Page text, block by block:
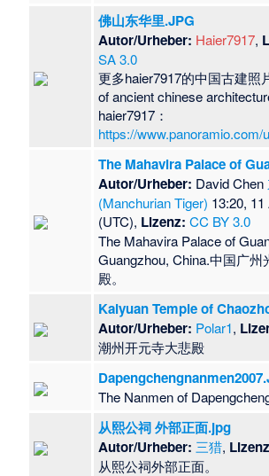
佛山东华里.JPG
Autor/Urheber: Haier7917,
SA 3.0
更多haier7917的中国古建照
of ancient chinese
haier7917：
https://www.panoramio.com/
The Mahavira Palace of
Autor/Urheber: David Chen
(Manchurian Tiger) 13:20,
(UTC), Lizenz: CC BY 3.0
The Mahavira Palace of
Guangzhou, China.中国广州
殿。
Kaiyuan Temple of
Autor/Urheber: Polar1,
潮州开元寺大悲殿
The Nanmen of
从熙公祠 外部正面.jpg
Autor/Urheber: 三猎,
​从熙公祠外部正面。